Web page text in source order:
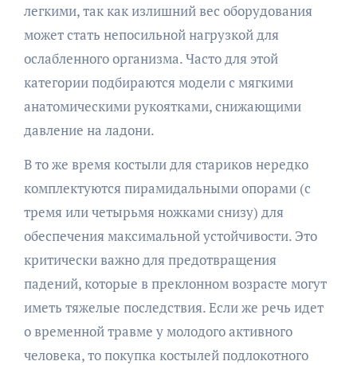
легкими, так как излишний вес оборудования
может стать непосильной нагрузкой для
ослабленного организма. Часто для этой
категории подбираются модели с мягкими
анатомическими рукоятками, снижающими
давление на ладони.
В то же время костыли для стариков нередко
комплектуются пирамидальными опорами (с
тремя или четырьмя ножками снизу) для
обеспечения максимальной устойчивости. Это
критически важно для предотвращения
падений, которые в преклонном возрасте могут
иметь тяжелые последствия. Если же речь идет
о временной травме у молодого активного
человека, то покупка костылей подлокотного